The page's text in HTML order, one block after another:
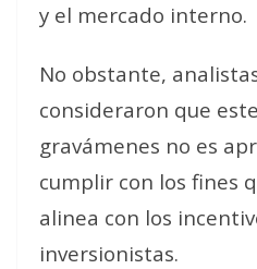
y el mercado interno.
No obstante,
consideraron que
gravámenes no es
cumplir con los fines
alinea con los
inversionistas.